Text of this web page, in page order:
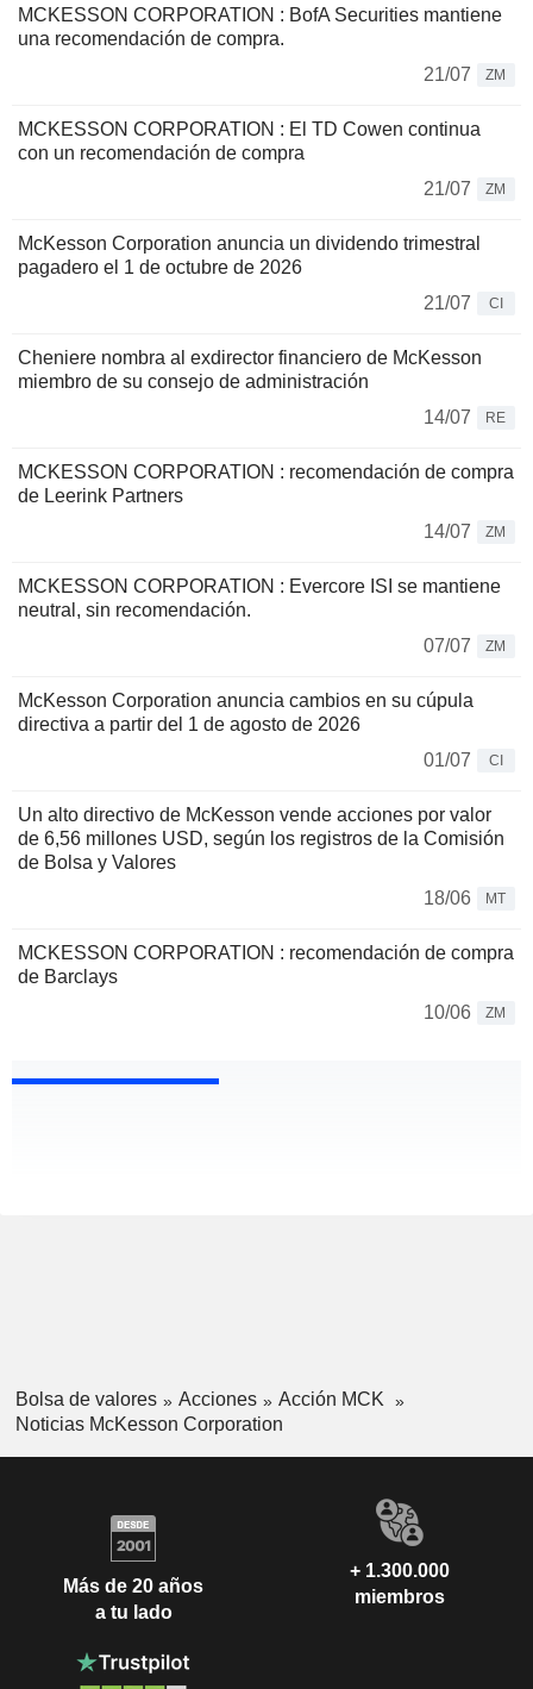
MCKESSON CORPORATION : BofA Securities mantiene
una recomendación de compra.
21/07
ZM
MCKESSON CORPORATION : El TD Cowen continua
con un recomendación de compra
21/07
ZM
McKesson Corporation anuncia un dividendo trimestral
pagadero el 1 de octubre de 2026
21/07
CI
Cheniere nombra al exdirector financiero de McKesson
miembro de su consejo de administración
14/07
RE
MCKESSON CORPORATION : recomendación de compra
de Leerink Partners
14/07
ZM
MCKESSON CORPORATION : Evercore ISI se mantiene
neutral, sin recomendación.
07/07
ZM
McKesson Corporation anuncia cambios en su cúpula
directiva a partir del 1 de agosto de 2026
01/07
CI
Un alto directivo de McKesson vende acciones por valor
de 6,56 millones USD, según los registros de la Comisión
de Bolsa y Valores
18/06
MT
MCKESSON CORPORATION : recomendación de compra
de Barclays
10/06
ZM
Bolsa de valores Acciones
Acción MCK
Noticias McKesson Corporation
Más de 20 años
a tu lado
+ 1.300.000
miembros